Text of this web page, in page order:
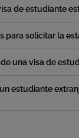
de estudiante
para solicitar la
una visa de
estudiante